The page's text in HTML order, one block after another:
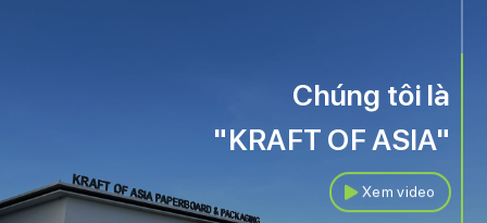
Chúng tôi là
"KRAFT OF ASIA"
Xem video